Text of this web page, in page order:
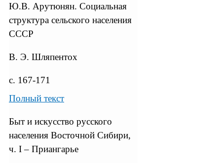
Ю.В. Арутюнян. Социальная
структура сельского населения
СССР
В. Э. Шляпентох
с. 167-171
Полный текст
Быт и искусство русского
населения Восточной Сибири,
ч. I – Приангарье